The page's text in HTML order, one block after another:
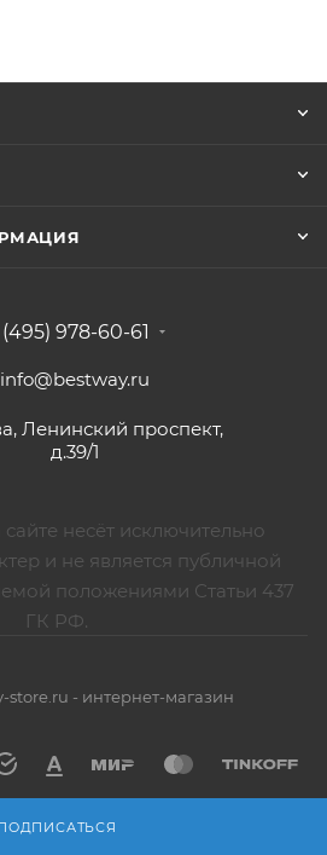
(495) 978-60-61
info@bestway.ru
Ленинский проспект,
д.39/1
несёт исключительно
и не является публичной
положениями Статьи 437
ГК РФ.
store.ru - интернет-магазин